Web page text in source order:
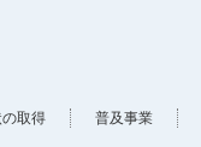
取得 普及事業